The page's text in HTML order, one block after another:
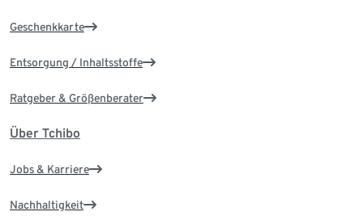
Geschenkkarte
Entsorgung / Inhaltsstoffe
Ratgeber & Größenberater
Über Tchibo
Jobs & Karriere
Nachhaltigkeit